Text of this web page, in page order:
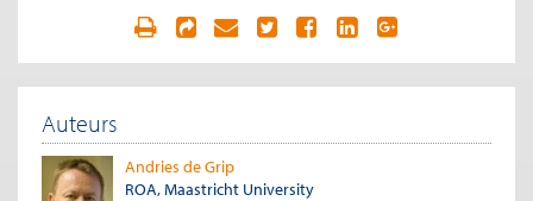
Auteurs
Andries de Grip
ROA, Maastricht University